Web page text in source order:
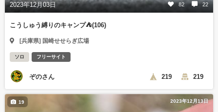
2023年12月03日 82 22
こうしゅう縛りのキャンプ⛺(106)
[兵庫県] 国崎せせらぎ広場
ソロ フリーサイト
ぞのさん 219 219
2023年12月13日
19